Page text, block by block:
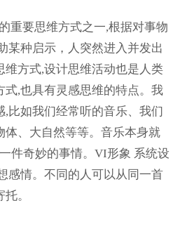
重要思维方式之一,根据对事物
某种启示，人突然进入并发出
维方式,设计思维活动也是人类
式,也具有灵感思维的特点。我
比如我们经常听的音乐、我们
体、大自然等等。音乐本身就
件奇妙的事情。VI形象 系统设
感情。不同的人可以从同一首
。